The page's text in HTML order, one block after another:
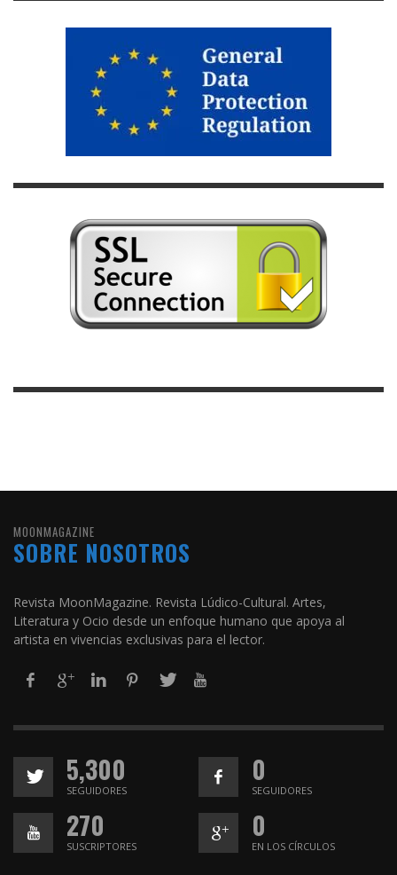
MOONMAGAZINE
SOBRE NOSOTROS
Revista MoonMagazine. Revista Lúdico-Cultural. Artes,
Literatura y Ocio desde un enfoque humano que apoya al
artista en vivencias exclusivas para el lector.
5,300
SEGUIDORES
0
SEGUIDORES
270
SUSCRIPTORES
0
EN LOS CÍRCULOS